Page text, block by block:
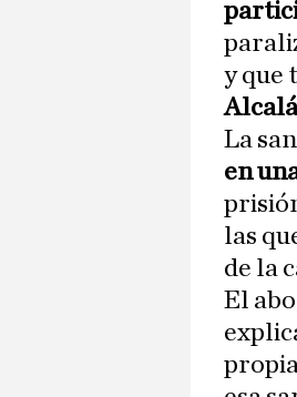
y que
La
en
las
de la
El